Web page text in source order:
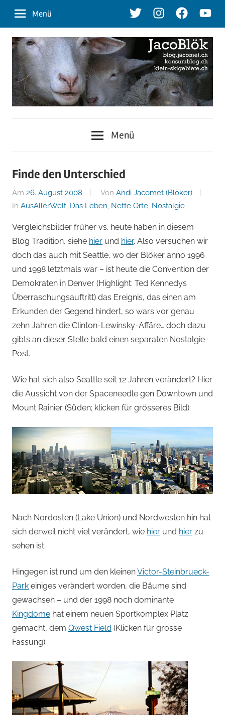
Inhalt
TwitterInstagramFacebook
Menü
der
Blog
von
Andi
Jacomet
klein-
Menü
Finde den Unterschied
Am 26. August 2008 Von Andi Jacomet (Blöker)
In AusAllerWelt, Das Leben, Nette Orte, Nostalgie
Vergleichsbilder früher vs. heute haben in diesem
Blog Tradition, siehe hier und hier. Also versuchen wir
doch das auch mit Seattle, wo der Blöker anno 1996
und 1998 letztmals war – ist heute die Convention der
Demokraten in Denver (Highlight: Ted Kennedys
Überraschungsauftritt) das Ereignis, das einen am
Erkunden der Gegend hindert, so wars vor genau
zehn Jahren die Clinton-Lewinsky-Affäre… doch dazu
gibts an dieser Stelle bald einen separaten Nostalgie-
Post.
Wie hat sich also Seattle seit 12 Jahren verändert? Hier
die Aussicht von der Spaceneedle gen Downtown und
Mount Rainier (Süden; klicken für grösseres Bild):
Nach Nordosten (Lake Union) und Nordwesten hin hat
sich derweil nicht viel verändert, wie hier und hier zu
sehen ist.
Hingegen ist rund um den kleinenVictor-Steinbrueck-
Park einiges verändert worden, die Bäume sind
gewachsen – und der 1998 noch dominante
Kingdome hat einem neuen Sportkomplex Platz
gemacht, dem Qwest Field (Klicken für grosse
Fassung):